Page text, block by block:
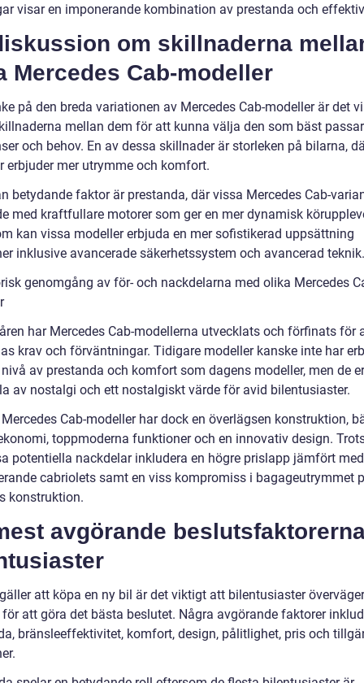
visar en imponerande kombination av prestanda och
om skillnaderna
Mercedes Cab-modeller
på den breda variationen av Mercedes Cab-modeller är det
mellan dem för att kunna välja den som bäst
och behov. En av dessa skillnader är storleken på bilarna,
erbjuder mer utrymme och komfort.
betydande faktor är prestanda, där vissa Mercedes Cab-
med kraftfullare motorer som ger en mer dynamisk
kan vissa modeller erbjuda en mer sofistikerad uppsättning
inklusive avancerade säkerhetssystem och avancerad teknik.
genomgång av för- och nackdelarna med olika Mercedes
har Mercedes Cab-modellerna utvecklats och förfinats för
krav och förväntningar. Tidigare modeller kanske inte har
av prestanda och komfort som dagens modeller, men de
av nostalgi och ett nostalgiskt värde för avid bilentusiaster.
Cab-modeller har dock en överlägsen konstruktion,
toppmoderna funktioner och en innovativ design.
potentiella nackdelar inkludera en högre prislapp jämfört med
cabriolets samt en viss kompromiss i bagageutrymmet
konstruktion.
avgörande
att köpa en ny bil är det viktigt att bilentusiaster
att göra det bästa beslutet. Några avgörande faktorer
bränsleeffektivitet, komfort, design, pålitlighet, pris och